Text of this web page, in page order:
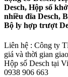
Desch, Hộp số
nhiều đĩa Desch,
Bộ ly hợp trượt
Liên hệ : Công ty
giá và thời gian
Hộp số Desch tại
0938 906 663